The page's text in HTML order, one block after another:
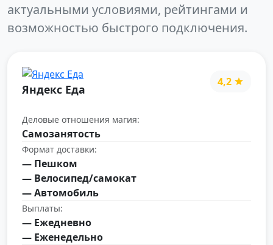
актуальными условиями, рейтингами и
возможностью быстрого подключения.
Яндекс Еда
4,2
Деловые отношения магия:
Самозанятость
Формат доставки:
— Пешком
— Велосипед/самокат
— Автомобиль
Выплаты:
— Ежедневно
— Еженедельно